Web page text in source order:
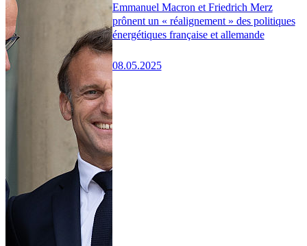
Emmanuel Macron et Friedrich Merz
prônent un « réalignement » des politiques
énergétiques française et allemande
08.05.2025